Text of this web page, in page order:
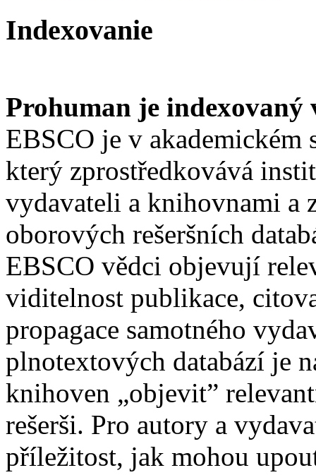
Indexovanie
Prohuman je indexovaný
EBSCO je v akademickém
který zprostředkovává
vydavateli a knihovnami
oborových rešeršních
EBSCO vědci objevují
viditelnost publikace,
propagace samotného
plnotextových databází je
knihoven „objevit”
rešerši. Pro autory a
příležitost, jak mohou